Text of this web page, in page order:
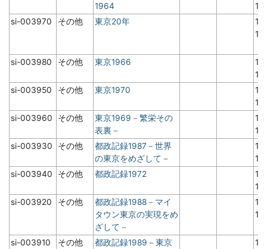
1964
1
si-003970
その他 東京20年
1
si-003980 その他 東京1966
1
si-003950
その他 東京1970
1
si-003960
その他
東京1969－繁栄その
表裏－
1
si-003930
その他
都政記録1987－世界
の東京をめざして－
1
si-003940
その他 都政記録1972
1
si-003920
その他
都政記録1988－マイ
タウン東京の実現をめ
ざして－
1
si-003910 その他
都政記録1989－東京